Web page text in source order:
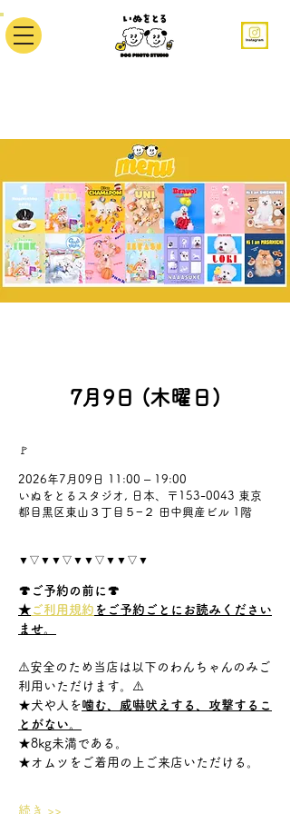
7月9日 (木曜日)
🚩
2026年7月09日 11:00 – 19:00
いぬをとるスタジオ, 日本、〒153-0043 東京
都目黒区東山３丁目５−２ 田中興産ビル 1階
▼▽▼▼▽▼▼▽▼▼▽▼
🍄ご予約の前に🍄
★ ご利用規約 をご予約ごとにお読みください
ませ。
⚠️安全のため当店は以下のわんちゃんのみご
利用いただけます。⚠️
★犬や人を噛む、威嚇吠えする、攻撃するこ
とがない。
★8kg未満である。
★オムツをご着用の上ご来店いただける。
続き >>